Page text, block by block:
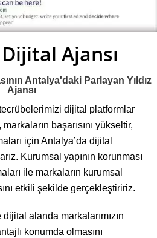
Ajansı
Antalya'daki Parlayan Yıldız
Ajansı
dijital platformlar
başarısını yükseltir,
için Antalya’da dijital
Kurumsal yapının korunması
ile markaların kurumsal
etkili şekilde gerçekleştiririz.
alanda markalarımızın
konumda olmasını